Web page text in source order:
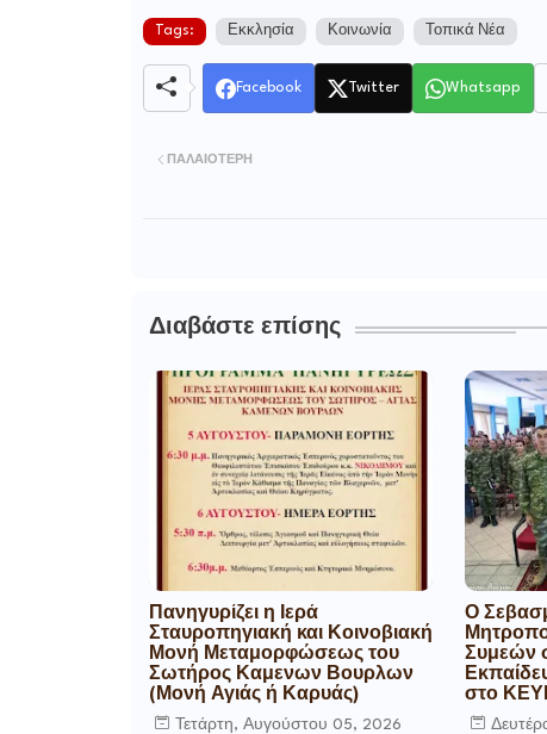
Tags: Εκκλησία Κοινωνία Τοπικά Νέα
Facebook Twitter Whatsapp
ΠΑΛΑΙΌΤΕΡΗ
Διαβάστε επίσης
Πανηγυρίζει η Ιερά
Σταυροπηγιακή και Κοινοβιακή
Μονή Μεταμορφώσεως του
Σωτήρος Καμενων Βουρλων
(Μονή Αγιάς ή Καρυάς)
Τετάρτη, Αυγούστου 05, 2026
Ο
Συμεών
στο